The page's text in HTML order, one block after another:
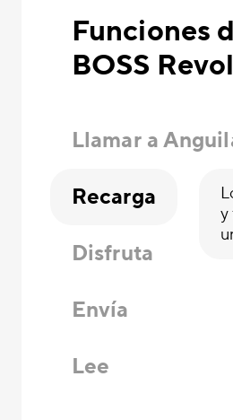
Funciones
BOSS
Llamar a
Recarga
y
Disfruta
Envía
Lee